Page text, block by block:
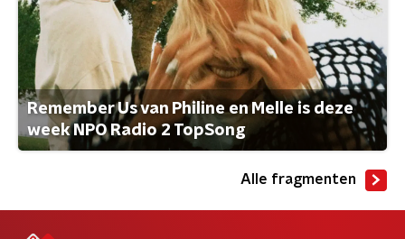
Remember Us van Philine en Melle is deze
week NPO Radio 2 TopSong
Alle fragmenten